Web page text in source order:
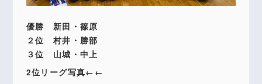
優勝 新田・篠原
２位 村井・勝部
３位 山城・中上
2位リーグ写真←←